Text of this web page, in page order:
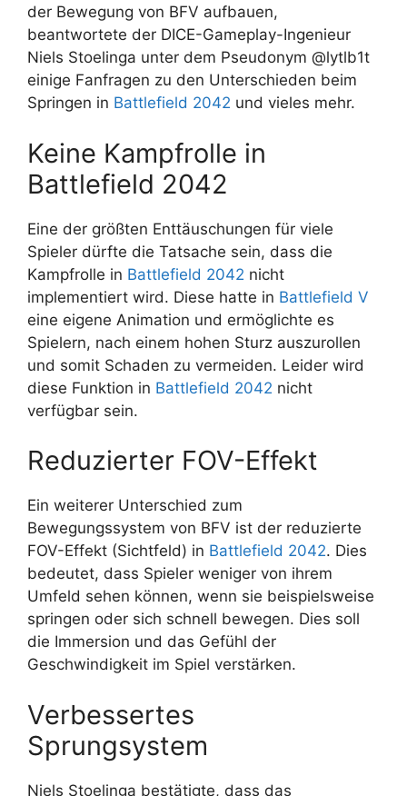
der Bewegung von BFV aufbauen,
beantwortete der DICE-Gameplay-Ingenieur
Niels Stoelinga unter dem Pseudonym @lytlb1t
einige Fanfragen zu den Unterschieden beim
Springen in Battlefield 2042 und vieles mehr.
Keine Kampfrolle in
Battlefield 2042
Eine der größten Enttäuschungen für viele
Spieler dürfte die Tatsache sein, dass die
Kampfrolle in Battlefield 2042 nicht
implementiert wird. Diese hatte in Battlefield V
eine eigene Animation und ermöglichte es
Spielern, nach einem hohen Sturz auszurollen
und somit Schaden zu vermeiden. Leider wird
diese Funktion in Battlefield 2042 nicht
verfügbar sein.
Reduzierter FOV-Effekt
Ein weiterer Unterschied zum
Bewegungssystem von BFV ist der reduzierte
FOV-Effekt (Sichtfeld) in Battlefield 2042. Dies
bedeutet, dass Spieler weniger von ihrem
Umfeld sehen können, wenn sie beispielsweise
springen oder sich schnell bewegen. Dies soll
die Immersion und das Gefühl der
Geschwindigkeit im Spiel verstärken.
Verbessertes
Sprungsystem
Niels Stoelinga bestätigte, dass das